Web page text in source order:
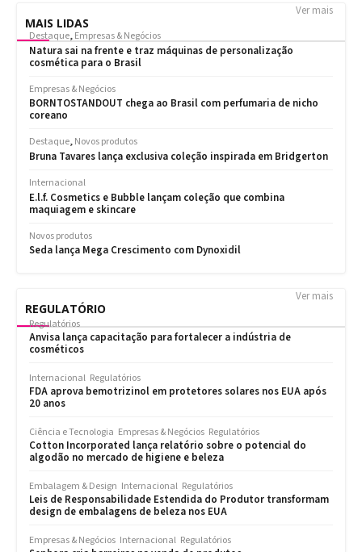
MAIS LIDAS
Ver mais
REGULATÓRIO
Ver mais
Regulatórios
Anvisa lança capacitação para fortalecer a indústria de
cosméticos
Internacional Regulatórios
FDA aprova bemotrizinol em protetores solares nos EUA após
20 anos
Ciência e Tecnologia Empresas & Negócios Regulatórios
Cotton Incorporated lança relatório sobre o potencial do
algodão no mercado de higiene e beleza
Embalagem & Design Internacional Regulatórios
Leis de Responsabilidade Estendida do Produtor transformam
design de embalagens de beleza nos EUA
Empresas & Negócios Internacional Regulatórios